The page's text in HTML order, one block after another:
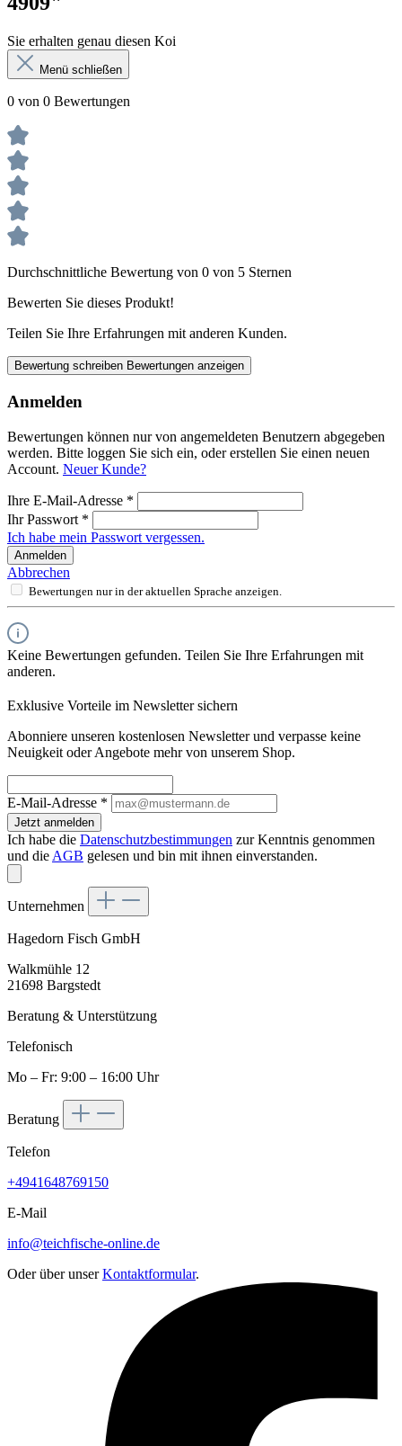
Sie erhalten genau diesen Koi
Menü schließen
0 von 0 Bewertungen
Durchschnittliche Bewertung von 0 von 5 Sternen
Bewerten Sie dieses Produkt!
Teilen Sie Ihre Erfahrungen mit anderen Kunden.
Bewertung schreiben Bewertungen anzeigen
Anmelden
Bewertungen können nur von angemeldeten Benutzern abgegeben
werden. Bitte loggen Sie sich ein, oder erstellen Sie einen neuen
Account. Neuer Kunde?
Ihre E-Mail-Adresse *
Ihr Passwort *
Ich habe mein Passwort vergessen.
Anmelden
Abbrechen
Bewertungen nur in der aktuellen Sprache anzeigen.
Keine Bewertungen gefunden. Teilen Sie Ihre Erfahrungen mit
anderen.
Exklusive Vorteile im Newsletter sichern
Abonniere unseren kostenlosen Newsletter und verpasse keine
Neuigkeit oder Angebote mehr von unserem Shop.
E-Mail-Adresse *
Jetzt anmelden
Ich habe die Datenschutzbestimmungen zur Kenntnis genommen
und die AGB gelesen und bin mit ihnen einverstanden.
Unternehmen
Hagedorn Fisch GmbH
Walkmühle 12
21698 Bargstedt
Beratung & Unterstützung
Telefonisch
Mo – Fr: 9:00 – 16:00 Uhr
Beratung
Telefon
+4941648769150
E-Mail
info@teichfische-online.de
Oder über unserKontaktformular.